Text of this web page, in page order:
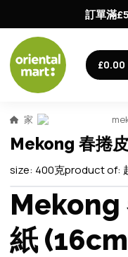
訂單滿
£0.00
家
Mekong 春捲
size: 400克product of:
Mekong
紙